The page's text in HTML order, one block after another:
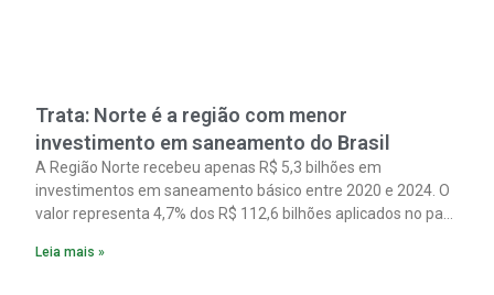
Trata: Norte é a região com menor
investimento em saneamento do Brasil
A Região Norte recebeu apenas R$ 5,3 bilhões em
investimentos em saneamento básico entre 2020 e 2024. O
valor representa 4,7% dos R$ 112,6 bilhões aplicados no país
Brasil em parceria com a GO Associados.
Leia mais »